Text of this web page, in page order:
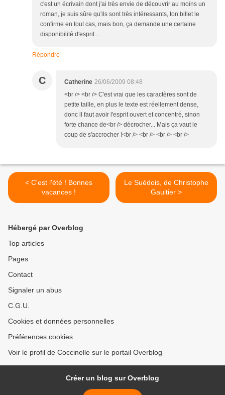
c'est un écrivain dont j'ai très envie de découvrir au moins un
roman, je suis sûre qu'ils sont très intéressants, ton billet le
confirme en tout cas, mais bon, ça demande une certaine
disponibilité d'esprit...
Répondre
C Catherine 26/06/2009 08:48
<br /> <br /> C'est vrai que les caractères sont de
petite taille, en plus le texte est réellement dense,
donc il faut avoir l'esprit ouvert et concentré, sinon
forte chance de<br /> décrocher... Mais ça vaut le
coup de s'accrocher !<br /> <br /> <br /> <br />
< C'est l'été ! Bonnes
vacances !
Le Suédois, de Christophe
Gaultier >
Hébergé par Overblog
Top articles
Pages
Contact
Signaler un abus
C.G.U.
Cookies et données personnelles
Préférences cookies
Voir le profil de Coccinelle sur le portail Overblog
Créer un blog sur Overblog